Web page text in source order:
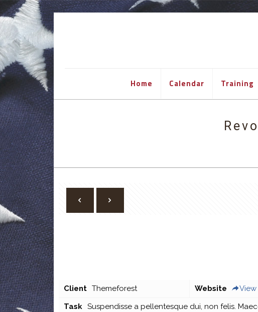
Home Calendar Training
Client Themeforest Website
Task Suspendisse a pellentesque dui, non felis.